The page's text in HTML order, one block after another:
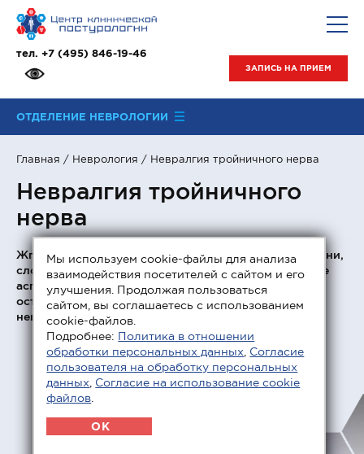
тел. +7 (495) 846-19-46
ЗАПИСЬ НА ПРИЕМ
ОТДЕЛЕНИЕ НЕВРОЛОГИИ
Главная / Неврология / Невралгия тройничного нерва
Невралгия тройничного
нерва
Жгучие боли, существенное снижение качества жизни,
сложное лечение при позднем обращении – главные
аспекты, по которым невралгия тройничного нерва
остается в списке самых «проблемных»
неврологических патологий.
Мы используем cookie-файлы для анализа
взаимодействия посетителей с сайтом и его
улучшения. Продолжая пользоваться
сайтом, вы соглашаетесь с использованием
cookie-файлов.
Подробнее: Политика в отношении
обработки персональных данных Согласие
пользователя на обработку персональных
данных Согласие на использование cookie
файлов
OK